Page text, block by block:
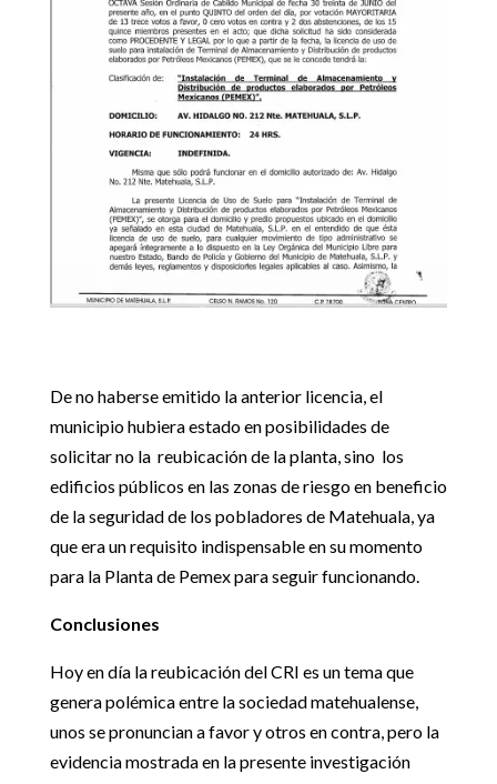
De no haberse emitido la anterior licencia, el
municipio hubiera estado en posibilidades de
solicitar no la reubicación de la planta, sino los
edificios públicos en las zonas de riesgo en beneficio
de la seguridad de los pobladores de Matehuala, ya
que era un requisito indispensable en su momento
para la Planta de Pemex para seguir funcionando.
Conclusiones
Hoy en día la reubicación del CRI es un tema que
genera polémica entre la sociedad matehualense,
unos se pronuncian a favor y otros en contra, pero la
evidencia mostrada en la presente investigación